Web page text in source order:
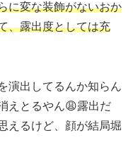
に変な装飾がないおか
、露出度としては充
演出してるんか知らん
えとるやん😩露出だ
えるけど、顔が結局堀